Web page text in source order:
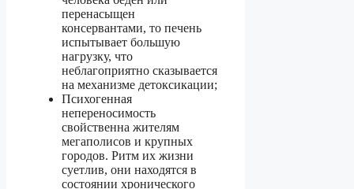
перенасыщен
консервантами, то печень
испытывает большую
нагрузку, что
неблагоприятно сказывается
на механизме детоксикации;
Психогенная
непереносимость
свойственна жителям
мегаполисов и крупных
городов. Ритм их жизни
суетлив, они находятся в
состоянии хронического